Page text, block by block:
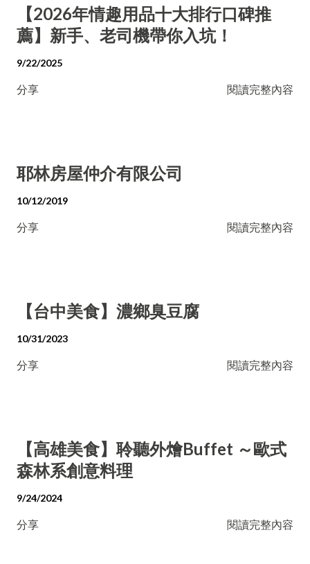
【2026年情趣用品十大排行口碑推
薦】新手、老司機帶你入坑！
9/22/2025
分享 閱讀完整內容
耶林房屋仲介有限公司
10/12/2019
分享 閱讀完整內容
【台中美食】濃鄉臭豆腐
10/31/2023
分享 閱讀完整內容
【高雄美食】聆聽外燴Buffet ～歐式
森林系創意料理
9/24/2024
分享 閱讀完整內容